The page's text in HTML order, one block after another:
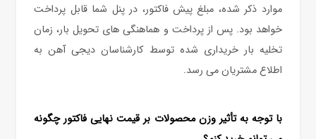
موارد ذکر شده، مبلغ پیش فاکتور، در پنل شما قابل پرداخت
خواهد بود. پس از پرداخت و هماهنگی های تحویل بار، زمان
تخلیه بار خریداری شده توسط کارشناسان دیجی آهن به
اطلاع مشتریان می رسد.
با توجه به تأثیر وزن محصولات بر قیمت نهایی فاکتور چگونه